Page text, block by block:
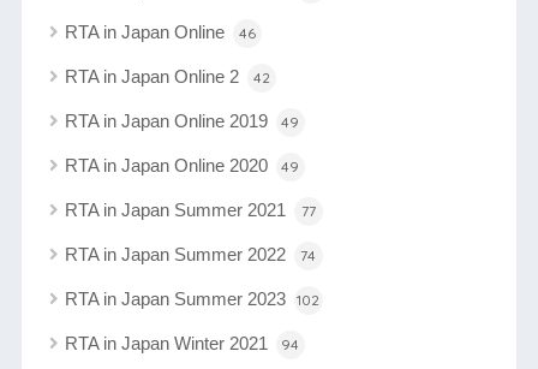
RTA in Japan Online 46
RTA in Japan Online 2 42
RTA in Japan Online 2019 49
RTA in Japan Online 2020 49
RTA in Japan Summer 2021 77
RTA in Japan Summer 2022 74
RTA in Japan Summer 2023 102
RTA in Japan Winter 2021 94